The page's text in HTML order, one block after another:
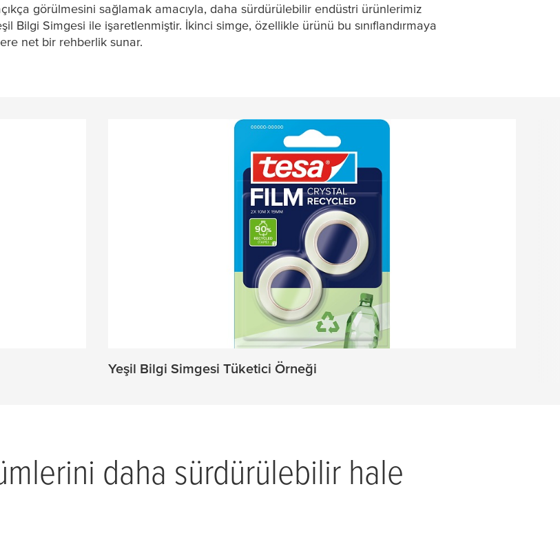
görülmesini sağlamak amacıyla, daha sürdürülebilir endüstri ürünlerimiz
Bilgi Simgesi ile işaretlenmiştir. İkinci simge, özellikle ürünü bu sınıflandırmaya
net bir rehberlik sunar.
Yeşil Bilgi Simgesi Tüketici Örneği
daha sürdürülebilir hale